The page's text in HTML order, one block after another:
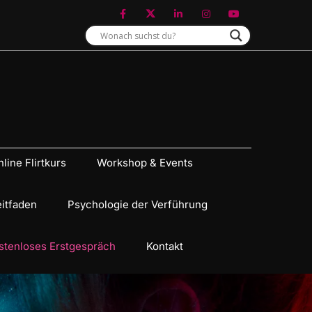
Flirtkurs Workshop & Events
Psychologie der Verführung
Erstgespräch Kontakt